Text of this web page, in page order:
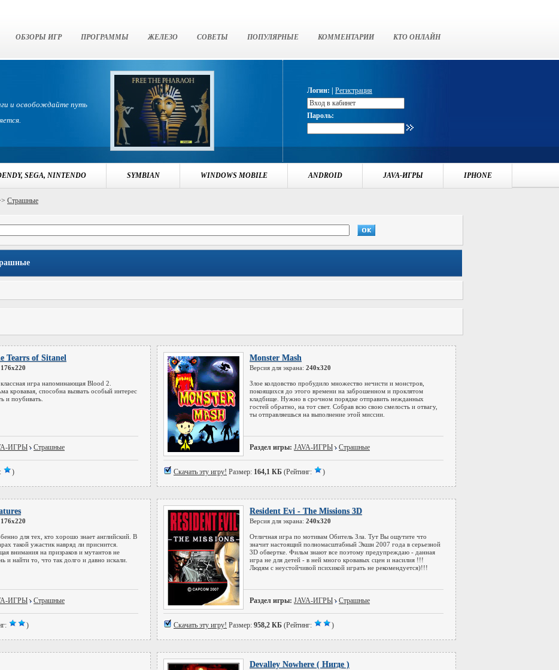
ОБЗОРЫ ИГР ПРОГРАММЫ ЖЕЛЕЗО СОВЕТЫ ПОПУЛЯРНЫЕ КОММЕНТАРИИ КТО ОНЛАЙН
и освобождайте путь
Логин: | Регистрация
Пароль:
SEGA, NINTENDO SYMBIAN WINDOWS MOBILE ANDROID JAVA-ИГРЫ IPHONE
Страшные
Tearrs of Sitanel
176x220
игра напоминающая Blood 2.
кровавая, способна вызвать особый интерес
и поубивать.
ИГРЫ Страшные
)
Monster Mash
Версия для экрана: 240x320
Злое колдовство пробудило множество нечисти и монстров,
покоящихся до этого времени на заброшенном и проклятом
кладбище. Нужно в срочном порядке отправить нежданных
гостей обратно, на тот свет. Собрав всю свою смелость и отвагу,
ты отправляешься на выполнение этой миссии.
Раздел игры: JAVA-ИГРЫ Страшные
Скачать эту игру! Размер: 164,1 КБ (Рейтинг: )
176x220
для тех, кто хорошо знает английский. В
такой ужастик навряд ли приснится.
внимания на призраков и мутантов не
и найти то, что так долго и давно искали.
ИГРЫ Страшные
)
Resident Evi - The Missions 3D
Версия для экрана: 240x320
Отличная игра по мотивам Обитель Зла. Тут Вы ощутите что
значит настоящий полномасштабный Экшн 2007 года в серьезной
3D обвертке. Фильм знают все поэтому предупреждаю - данная
игра не для детей - в ней много кровавых сцен и насилия !!!
Людям с неустойчивой психикой играть не рекомендуется)!!!
Раздел игры: JAVA-ИГРЫ Страшные
Скачать эту игру! Размер: 958,2 КБ (Рейтинг: )
Devalley Nowhere ( Нигде )